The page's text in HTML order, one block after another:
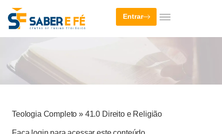
Entrar
Teologia Completo » 41.0 Direito e Religião